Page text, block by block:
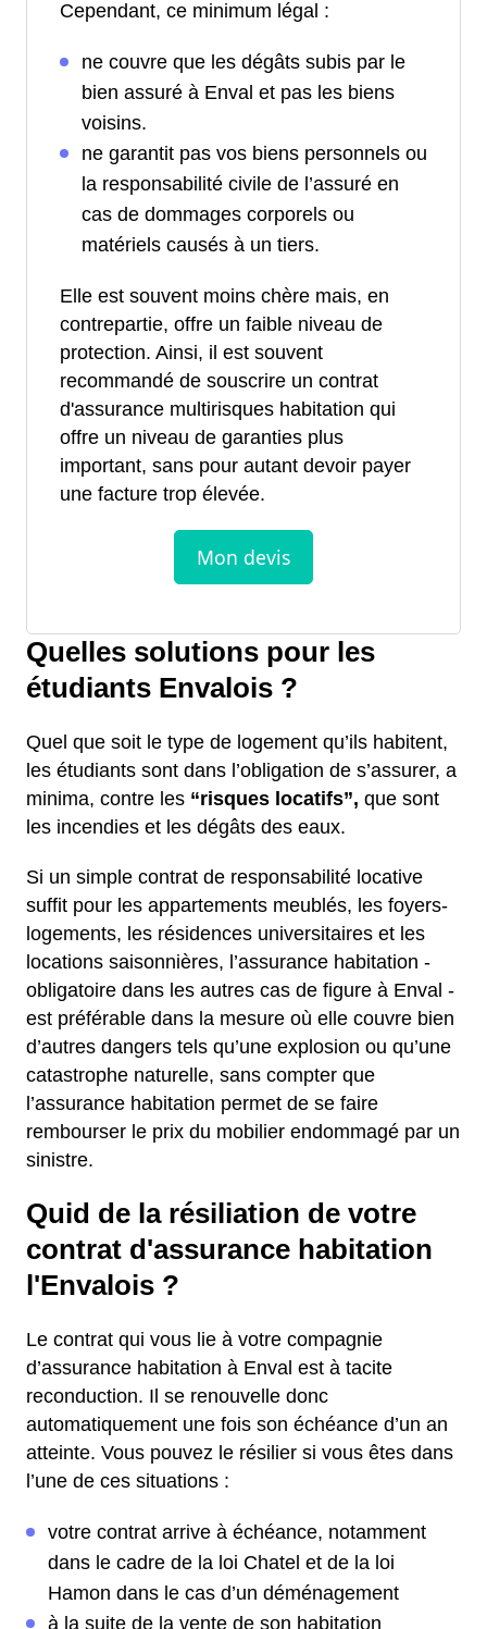
Cependant, ce minimum légal :
ne couvre que les dégâts subis par le
bien assuré à Enval et pas les biens
voisins.
ne garantit pas vos biens personnels ou
la responsabilité civile de l’assuré en
cas de dommages corporels ou
matériels causés à un tiers.
Elle est souvent moins chère mais, en
contrepartie, offre un faible niveau de
protection. Ainsi, il est souvent
recommandé de souscrire un contrat
d'assurance multirisques habitation qui
offre un niveau de garanties plus
important, sans pour autant devoir payer
une facture trop élevée.
Quelles solutions pour les
étudiants Envalois ?
Quel que soit le type de logement qu’ils habitent,
les étudiants sont dans l’obligation de s’assurer, a
minima, contre les “risques locatifs”, que sont
les incendies et les dégâts des eaux.
Si un simple contrat de responsabilité locative
suffit pour les appartements meublés, les foyers-
logements, les résidences universitaires et les
locations saisonnières, l’assurance habitation -
obligatoire dans les autres cas de figure à Enval -
est préférable dans la mesure où elle couvre bien
d’autres dangers tels qu’une explosion ou qu’une
catastrophe naturelle, sans compter que
l’assurance habitation permet de se faire
rembourser le prix du mobilier endommagé par un
sinistre.
Quid de la résiliation de votre
contrat d'assurance habitation
l'Envalois ?
Le contrat qui vous lie à votre compagnie
d’assurance habitation à Enval est à tacite
reconduction. Il se renouvelle donc
automatiquement une fois son échéance d’un an
atteinte. Vous pouvez le résilier si vous êtes dans
l’une de ces situations :
votre contrat arrive à échéance, notamment
dans le cadre de la loi Chatel et de la loi
Hamon dans le cas d’un déménagement
à la suite de la vente de son habitation